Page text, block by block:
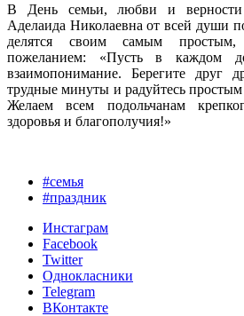
В День семьи, любви и
Аделаида Николаевна от всей души
делятся своим самым
пожеланием: «Пусть в каждом
взаимопонимание. Берегите друг
трудные минуты и радуйтесь
Желаем всем подольчанам
здоровья и благополучия!»
#семья
#праздник
Инстаграм
Facebook
Twitter
Однокласники
Telegram
ВКонтакте